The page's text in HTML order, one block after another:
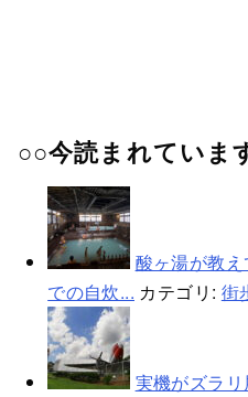
○○今読まれていま
酸ヶ湯が教
での自炊... カテゴリ: 街
実機がズラ